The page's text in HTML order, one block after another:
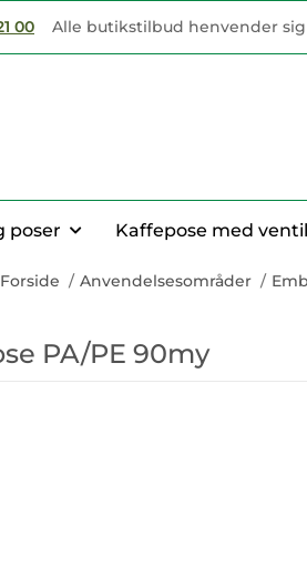
00 Alle butikstilbud henvender
poser Kaffepose med ventil
Forside Anvendelsesområder
PA/PE 90my